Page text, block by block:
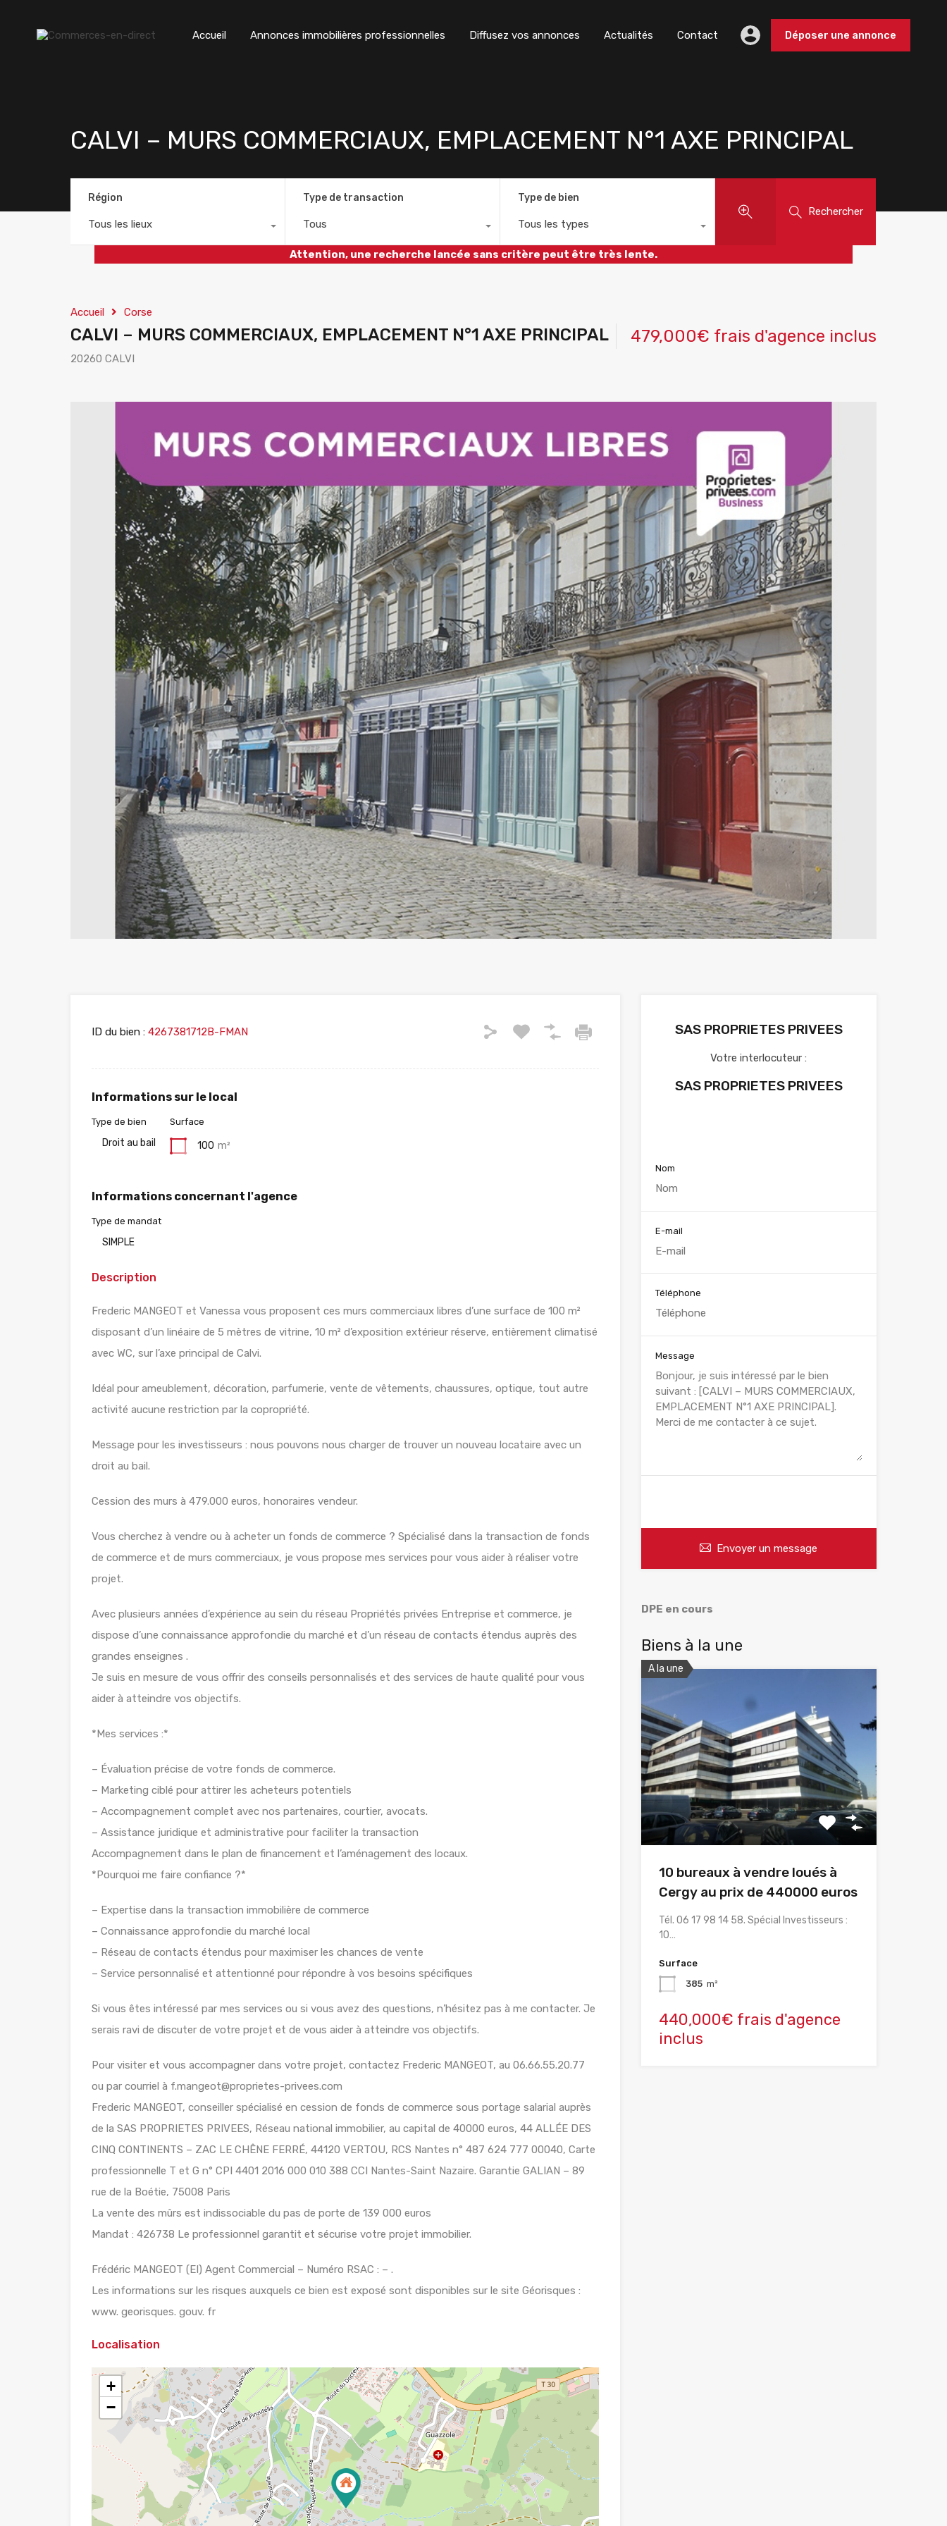
Accueil Annonces immobilières professionnelles Diffusez vos annonces Actualités Contact Déposer une annonce
CALVI – MURS COMMERCIAUX, EMPLACEMENT N°1 AXE PRINCIPAL
Région
Tous les lieux
Type de transaction
Tous
Type de bien
Tous les types
Rechercher
Attention, une recherche lancée sans critère peut être très lente.
Accueil Corse
CALVI – MURS COMMERCIAUX, EMPLACEMENT N°1 AXE PRINCIPAL
20260 CALVI
479,000€ frais d'agence inclus
ID du bien : 4267381712B-FMAN
Informations sur le local
Type de bien
Droit au bail
Surface
100 m²
Informations concernant l'agence
Type de mandat
SIMPLE
Description
Frederic MANGEOT et Vanessa vous proposent ces murs commerciaux libres d’une surface de 100 m²
disposant d’un linéaire de 5 mètres de vitrine, 10 m² d’exposition extérieur réserve, entièrement climatisé
avec WC, sur l’axe principal de Calvi.
Idéal pour ameublement, décoration, parfumerie, vente de vêtements, chaussures, optique, tout autre
activité aucune restriction par la copropriété.
Message pour les investisseurs : nous pouvons nous charger de trouver un nouveau locataire avec un
droit au bail.
Cession des murs à 479.000 euros, honoraires vendeur.
Vous cherchez à vendre ou à acheter un fonds de commerce ? Spécialisé dans la transaction de fonds
de commerce et de murs commerciaux, je vous propose mes services pour vous aider à réaliser votre
projet.
Avec plusieurs années d’expérience au sein du réseau Propriétés privées Entreprise et commerce, je
dispose d’une connaissance approfondie du marché et d’un réseau de contacts étendus auprès des
grandes enseignes .
Je suis en mesure de vous offrir des conseils personnalisés et des services de haute qualité pour vous
aider à atteindre vos objectifs.
*Mes services :*
– Évaluation précise de votre fonds de commerce.
– Marketing ciblé pour attirer les acheteurs potentiels
– Accompagnement complet avec nos partenaires, courtier, avocats.
– Assistance juridique et administrative pour faciliter la transaction
Accompagnement dans le plan de financement et l’aménagement des locaux.
*Pourquoi me faire confiance ?*
– Expertise dans la transaction immobilière de commerce
– Connaissance approfondie du marché local
– Réseau de contacts étendus pour maximiser les chances de vente
– Service personnalisé et attentionné pour répondre à vos besoins spécifiques
Si vous êtes intéressé par mes services ou si vous avez des questions, n’hésitez pas à me contacter. Je
serais ravi de discuter de votre projet et de vous aider à atteindre vos objectifs.
Pour visiter et vous accompagner dans votre projet, contactez Frederic MANGEOT, au 06.66.55.20.77
ou par courriel à f.mangeot@proprietes-privees.com
Frederic MANGEOT, conseiller spécialisé en cession de fonds de commerce sous portage salarial auprès
de la SAS PROPRIETES PRIVEES, Réseau national immobilier, au capital de 40000 euros, 44 ALLÉE DES
CINQ CONTINENTS – ZAC LE CHÊNE FERRÉ, 44120 VERTOU, RCS Nantes n° 487 624 777 00040, Carte
professionnelle T et G n° CPI 4401 2016 000 010 388 CCI Nantes-Saint Nazaire. Garantie GALIAN – 89
rue de la Boétie, 75008 Paris
La vente des mûrs est indissociable du pas de porte de 139 000 euros
Mandat : 426738 Le professionnel garantit et sécurise votre projet immobilier.
Frédéric MANGEOT (EI) Agent Commercial – Numéro RSAC : – .
Les informations sur les risques auxquels ce bien est exposé sont disponibles sur le site Géorisques :
www. georisques. gouv. fr
Localisation
+
−
SAS PROPRIETES PRIVEES
Votre interlocuteur :
SAS PROPRIETES PRIVEES
Nom
E-mail
Téléphone
Message
Envoyer un message
DPE en cours
Biens à la une
A la une
10 bureaux à vendre loués à
Cergy au prix de 440000 euros
Tél. 06 17 98 14 58. Spécial Investisseurs :
10…
Surface
385 m²
440,000€ frais d'agence
inclus